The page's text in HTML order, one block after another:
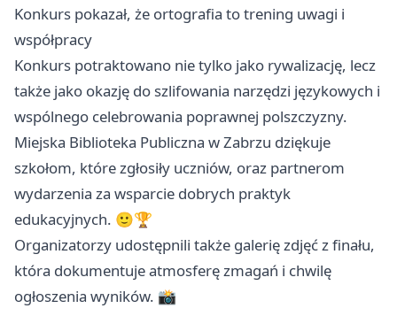
Konkurs pokazał, że ortografia to trening uwagi i
współpracy
Konkurs potraktowano nie tylko jako rywalizację, lecz
także jako okazję do szlifowania narzędzi językowych i
wspólnego celebrowania poprawnej polszczyzny.
Miejska Biblioteka Publiczna w Zabrzu dziękuje
szkołom, które zgłosiły uczniów, oraz partnerom
wydarzenia za wsparcie dobrych praktyk
edukacyjnych. 🙂🏆
Organizatorzy udostępnili także galerię zdjęć z finału,
która dokumentuje atmosferę zmagań i chwilę
ogłoszenia wyników. 📸